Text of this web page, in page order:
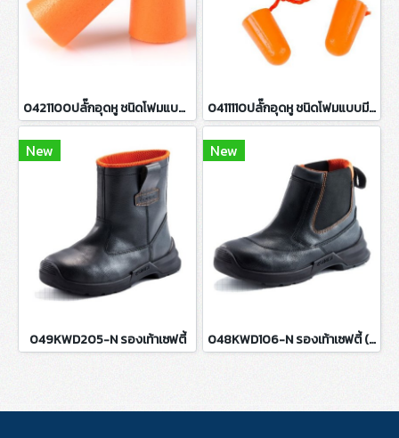
0421100ปลั๊กอุดหู ชนิดโฟมแบบไม่มีสาย 0411110ปลั๊กอุดหู ชนิดโฟมแบบมีสาย
New
049KWD205-N รองเท้าเซฟตี้
New
048KWD106-N รองเท้าเซฟตี้ (หัวเหล็ก พื้นเหล็ก)